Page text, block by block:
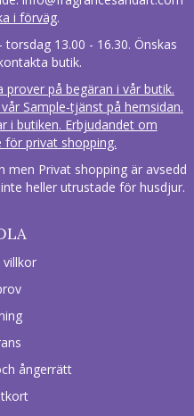
i förväg.
13.00 - 16.30. Önskas
butik.
prover på begäran i vår butik.
Sample-tjänst på hemsidan.
i butiken. Erbjudandet om
för privat shopping.
men Privat shopping är avsedd
heller utrustade för husdjur.
villkor
ångerrätt